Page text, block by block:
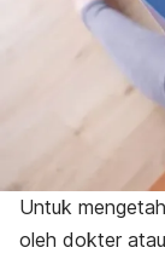
Untuk
oleh dokter